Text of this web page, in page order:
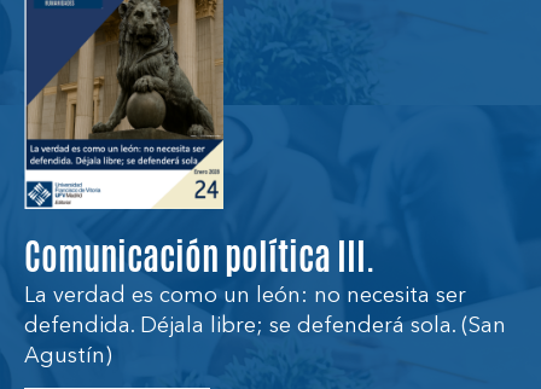
Comunicación política III.
La verdad es como un león: no necesita ser
defendida. Déjala libre; se defenderá sola. (San
Agustín)